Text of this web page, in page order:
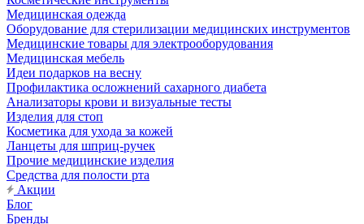
Медицинская одежда
Оборудование для стерилизации медицинских инструментов
Медицинские товары для электрооборудования
Медицинская мебель
Идеи подарков на весну
Профилактика осложнений сахарного диабета
Анализаторы крови и визуальные тесты
Изделия для стоп
Косметика для ухода за кожей
Ланцеты для шприц-ручек
Прочие медицинские изделия
Средства для полости рта
Акции
Блог
Бренды